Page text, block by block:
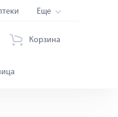
Еще
Корзина